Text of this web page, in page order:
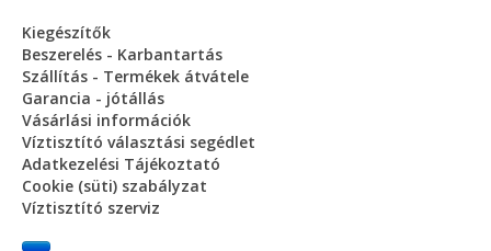
Kiegészítők
Beszerelés - Karbantartás
Szállítás - Termékek átvátele
Garancia - jótállás
Vásárlási információk
Víztisztító választási segédlet
Adatkezelési Tájékoztató
Cookie (süti) szabályzat
Víztisztító szerviz